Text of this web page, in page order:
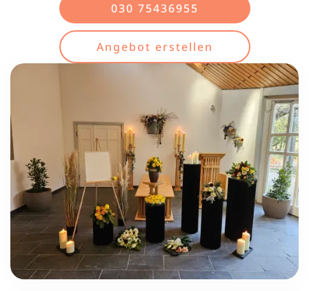
030 75436955
Angebot erstellen